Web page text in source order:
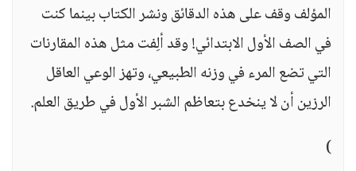
المؤلف وقف على هذه الدقائق ونشر الكتاب بينما كنت
في الصف الأول الابتدائي! وقد ألِفت مثل هذه المقارنات
التي تضع المرء في وزنه الطبيعي، وتهز الوعي العاقل
الرزين أن لا ينخدع بتعاظم الشبر الأول في طريق العلم.
)